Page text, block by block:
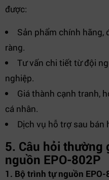
được:
Sản phẩm chính hãng,
ràng.
Tư vấn chi tiết từ đội
nghiệp.
Giá thành cạnh tranh,
cá nhân.
Dịch vụ hỗ trợ sau bán
5. Câu hỏi thường
nguồn EPO-802P
1. Bộ trình tự nguồn